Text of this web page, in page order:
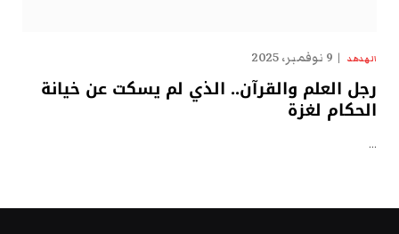
الهدهد 9 نوفمبر، 2025
رجل العلم والقرآن.. الذي لم يسكت عن خيانة
الحكام لغزة
…